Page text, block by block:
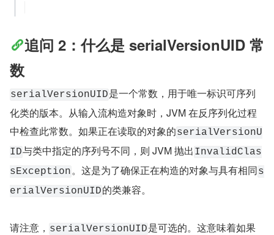
追问 2：什么是 serialVersionUID 常
数
serialVersionUID是一个常数，用于唯一标识可序列
化类的版本。从输入流构造对象时，JVM 在反序列化过程
中检查此常数。如果正在读取的对象的serialVersionU
ID与类中指定的序列号不同，则 JVM 抛出 InvalidClas
sException。这是为了确保正在构造的对象与具有相同s
erialVersionUID的类兼容。
请注意， serialVersionUID是可选的。这意味着如果